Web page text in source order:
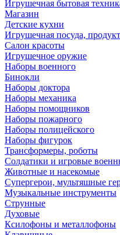
Игрушечная бытовая
Магазин
Детские кухни
Игрушечная посуда,
Салон красоты
Игрушечное оружие
Наборы военного
Бинокли
Наборы доктора
Наборы механика
Наборы помощников
Наборы пожарного
Наборы полицейского
Наборы фигурок
Трансформеры, роботы
Солдатики и игровые
Животные и насекомые
Супергерои, мультяшные
Музыкальные инструменты
Струнные
Духовые
Ксилофоны и металлофоны